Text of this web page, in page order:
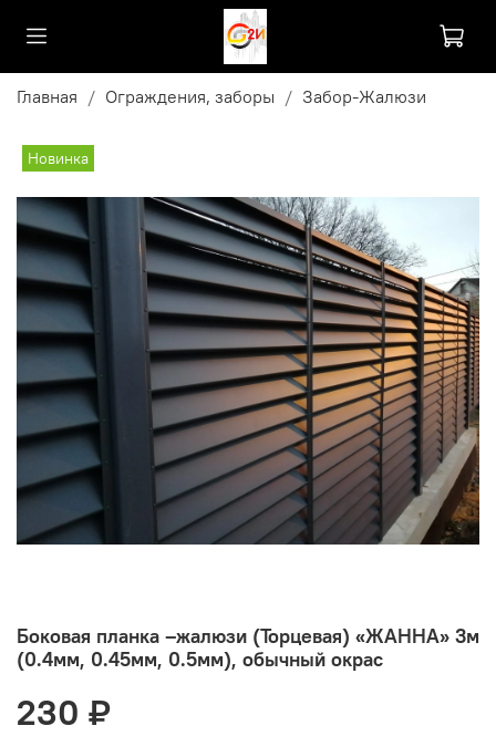
Главная Ограждения, заборы Забор-Жалюзи
Новинка
Боковая планка –жалюзи (Торцевая) «ЖАННА» 3м
(0.4мм, 0.45мм, 0.5мм), обычный окрас
230 ₽